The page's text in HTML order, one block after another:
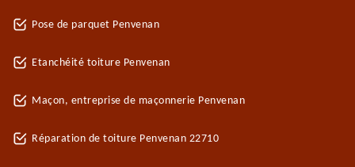
Pose de parquet Penvenan
Etanchéité toiture Penvenan
Maçon, entreprise de maçonnerie Penvenan
Réparation de toiture Penvenan 22710